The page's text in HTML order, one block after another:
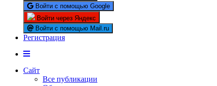
Войти с помощью Google
Войти через Яндекс
Войти с помощью Mail.ru
Регистрация
Сайт
Все публикации